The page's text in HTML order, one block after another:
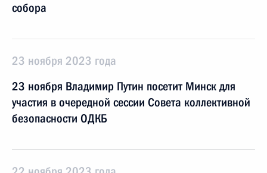
собора
23 ноября 2023 года
23 ноября Владимир Путин посетит Минск для
участия в очередной сессии Совета коллективной
безопасности ОДКБ